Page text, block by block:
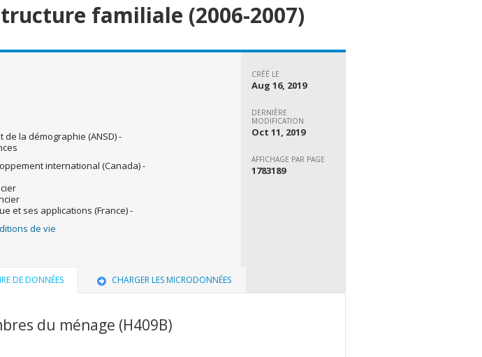
familiale (2006-2007)
la démographie (ANSD) -
international (Canada) -
et ses applications (France) -
de vie
CRÉÉ LE
Aug 16, 2019
DERNIÈRE
MODIFICATION
Oct 11, 2019
AFFICHAGE PAR PAGE
1783189
DE DONNÉES CHARGER LES MICRODONNÉES
du ménage (H409B)